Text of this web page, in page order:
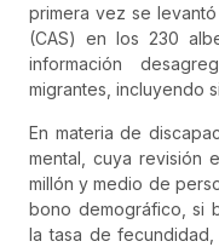
primera vez se
(CAS) en los 230
información
migrantes, incluyendo
En materia de
mental, cuya revisión
millón y medio de
bono demográfico, si
la tasa de